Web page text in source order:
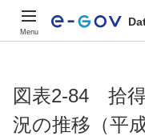
Menu
図表2-84 拾
況の推移（平